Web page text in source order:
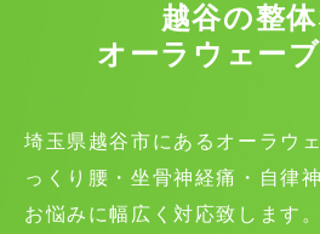
越谷の整
オーラウェー
埼玉県越谷市にあるオーラウ
っくり腰・坐骨神経痛・自律
お悩みに幅広く対応致します